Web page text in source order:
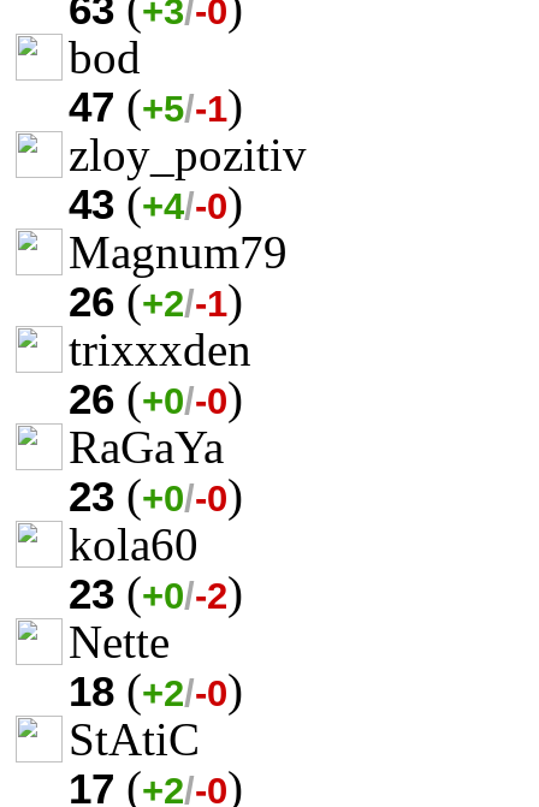
+3/-0
bod
47 (+5/-1)
zloy_pozitiv
43 (+4/-0)
Magnum79
26 (+2/-1)
trixxxden
26 (+0/-0)
RaGaYa
23 (+0/-0)
kola60
23 (+0/-2)
Nette
18 (+2/-0)
StAtiC
17 (+2/-0)